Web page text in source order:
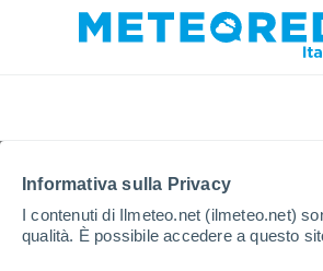
Informativa sulla Privacy
I contenuti di Ilmeteo.net (ilmeteo.net)
qualità. È possibile accedere a questo